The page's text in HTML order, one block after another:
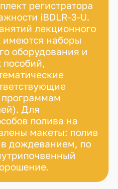
регистратора
iBDLR-3-U.
лекционного
имеются наборы
оборудования и
пособий,
Для
полива на
макеты: полив
дождеванием, по